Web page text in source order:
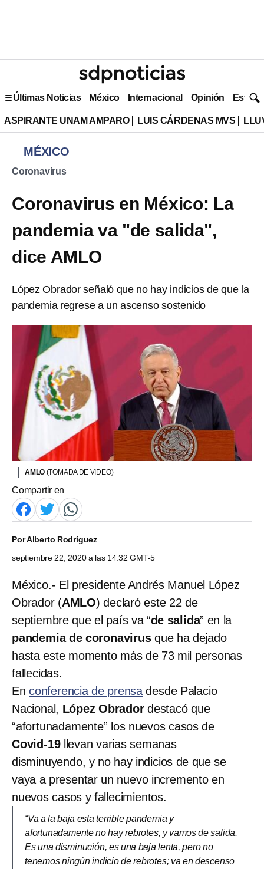
Últimas Noticias México Internacional Opinión Estilo
ASPIRANTE UNAM AMPARO LUIS CÁRDENAS MVS
MÉXICO
Coronavirus
Coronavirus en México: La
pandemia va "de salida",
dice AMLO
López Obrador señaló que no hay indicios de que la
pandemia regrese a un ascenso sostenido
AMLO (TOMADA DE VIDEO)
Compartir en
PorAlberto Rodríguez
septiembre 22, 2020 a las 14:32 GMT-5
México.- El presidente Andrés Manuel López
Obrador (AMLO) declaró este 22 de
septiembre que el país va “de salida” en la
pandemia de coronavirusque ha dejado
hasta este momento más de 73 mil personas
fallecidas.
En conferencia de prensa desde Palacio
Nacional, López Obradordestacó que
“afortunadamente” los nuevos casos de
Covid-19llevan varias semanas
disminuyendo, y no hay indicios de que se
vaya a presentar un nuevo incremento en
nuevos casos y fallecimientos.
“Va a la baja esta terrible pandemia y
afortunadamente no hay rebrotes, y vamos de salida.
Es una disminución, es una baja lenta, pero no
tenemos ningún indicio de rebrotes; va en descenso